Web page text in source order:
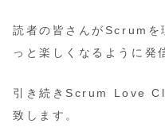
読者の皆さんがScrumを
っと楽しくなるように発
引き続きScrum Love
致します。